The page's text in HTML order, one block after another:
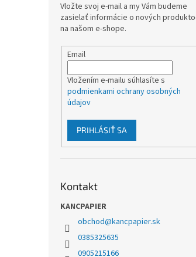
Vložte svoj e-mail a my Vám budeme
zasielať informácie o nových
na našom e-shope.
Email
Vložením e-mailu súhlasíte s
podmienkami ochrany osobných
údajov
PRIHLÁSIŤ SA
Kontakt
KANCPAPIER
obchod@kancpapier.sk
0385325635
0905215166